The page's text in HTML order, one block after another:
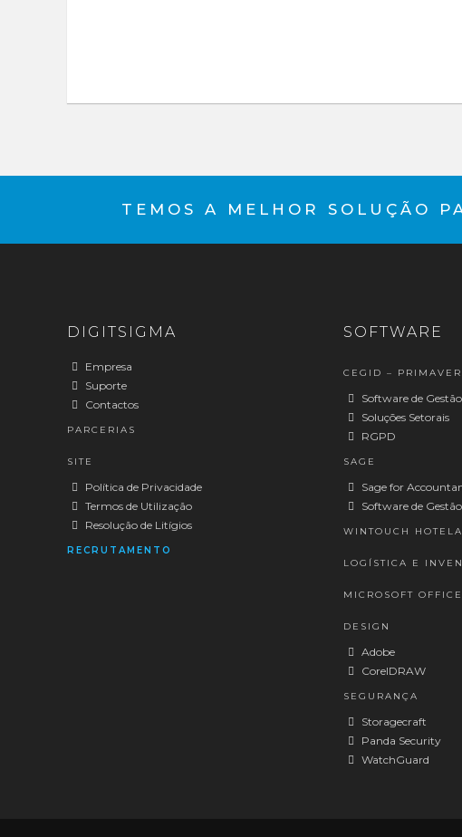
TEMOS A MELHOR SOLUÇÃO
DIGITSIGMA
Empresa
Suporte
Contactos
PARCERIAS
SITE
Política de Privacidade
Termos de Utilização
Resolução de Litígios
RECRUTAMENTO
SOFTWARE
CEGID –
Software de Gestão
Soluções Setorais
RGPD
SAGE
Sage for
Software de
WINTOUCH
LOGÍSTICA E
MICROSOFT
DESIGN
Adobe
CorelDRAW
SEGURANÇA
Storagecraft
Panda Security
WatchGuard